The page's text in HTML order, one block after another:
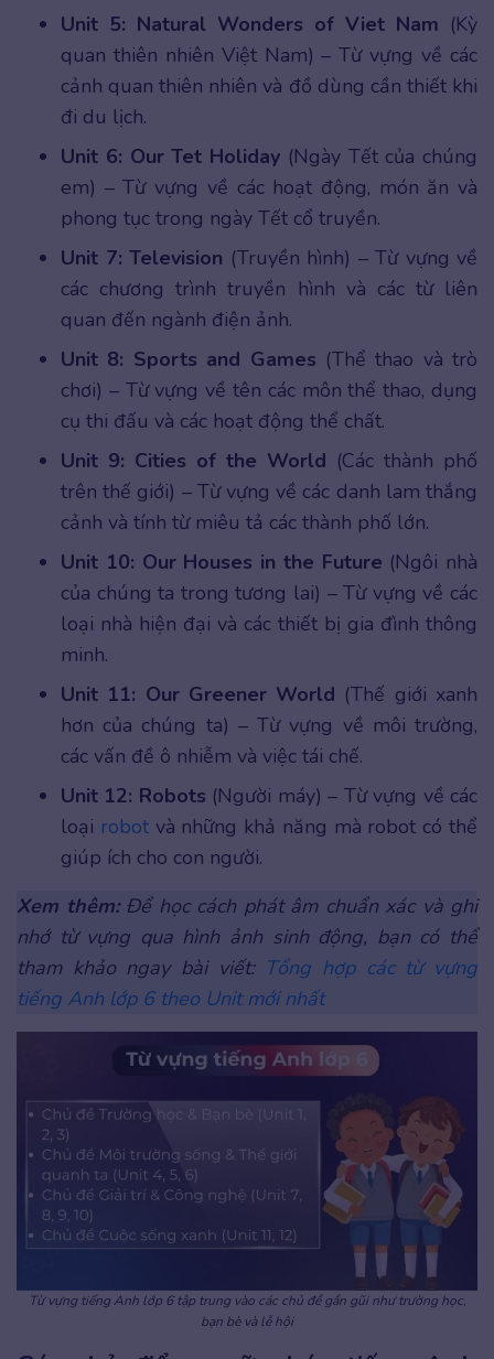
Unit 5: Natural Wonders of Viet Nam (Kỳ
quan thiên nhiên Việt Nam) – Từ vựng về các
cảnh quan thiên nhiên và đồ dùng cần thiết khi
đi du lịch.
Unit 6: Our Tet Holiday (Ngày Tết của chúng
em) – Từ vựng về các hoạt động, món ăn và
phong tục trong ngày Tết cổ truyền.
Unit 7: Television (Truyền hình) – Từ vựng về
các chương trình truyền hình và các từ liên
quan đến ngành điện ảnh.
Unit 8: Sports and Games (Thể thao và trò
chơi) – Từ vựng về tên các môn thể thao, dụng
cụ thi đấu và các hoạt động thể chất.
Unit 9: Cities of the World (Các thành phố
trên thế giới) – Từ vựng về các danh lam thắng
cảnh và tính từ miêu tả các thành phố lớn.
Unit 10: Our Houses in the Future (Ngôi nhà
của chúng ta trong tương lai) – Từ vựng về các
loại nhà hiện đại và các thiết bị gia đình thông
minh.
Unit 11: Our Greener World (Thế giới xanh
hơn của chúng ta) – Từ vựng về môi trường,
các vấn đề ô nhiễm và việc tái chế.
Unit 12: Robots (Người máy) – Từ vựng về các
loại robotvà những khả năng mà robot có thể
giúp ích cho con người.
Xem thêm: Để học cách phát âm chuẩn xác và ghi
nhớ từ vựng qua hình ảnh sinh động, bạn có thể
tham khảo ngay bài viết: Tổng hợp các từ vựng
tiếng Anh lớp 6 theo Unit mới nhất
Từ vựng tiếng Anh lớp 6 tập trung vào các chủ đề gần gũi như trường học,
bạn bè và lễ hội